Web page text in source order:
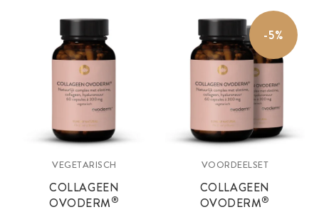
essentiële citroenschilolie poeder.
VEGETARISCH
COLLAGEEN
OVODERM®
-5%
VOORDEELSET
COLLAGEEN
OVODERM®